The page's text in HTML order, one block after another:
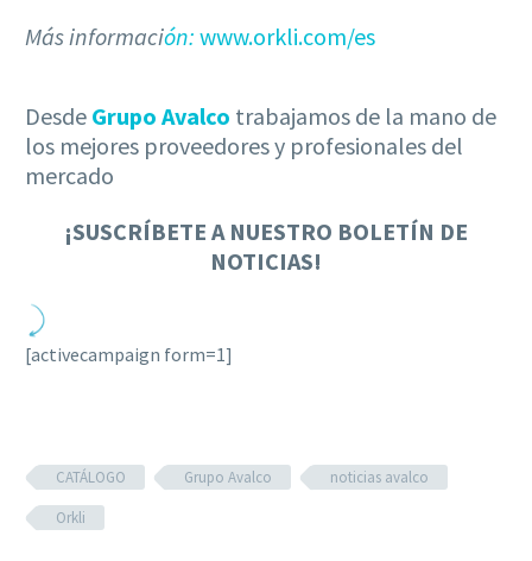
Más información: www.orkli.com/es
Desde Grupo Avalco trabajamos de la mano de
los mejores proveedores y profesionales del
mercado
¡SUSCRÍBETE A NUESTRO BOLETÍN DE
NOTICIAS!
[activecampaign form=1]
CATÁLOGO Grupo Avalco
noticias avalco
Orkli